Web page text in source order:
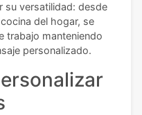
su versatilidad: desde
del hogar, se
trabajo manteniendo
personalizado.